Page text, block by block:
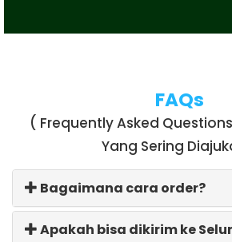
FAQs
( Frequently Asked
Yang Sering
Bagaimana cara order?
Apakah bisa dikirim ke